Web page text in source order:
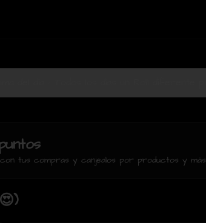
tus compras y canjealos por productos y más